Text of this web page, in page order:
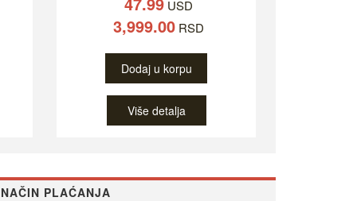
USD
3,999.00RSD
Dodaj u korpu
Više detalja
NAČIN PLAĆANJA